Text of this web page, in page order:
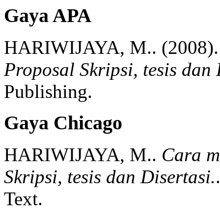
Gaya APA
HARIWIJAYA, M.. (2008).
Proposal Skripsi, tesis dan
Publishing.
Gaya Chicago
HARIWIJAYA, M.. Cara
Skripsi, tesis dan Disertasi..
Text.